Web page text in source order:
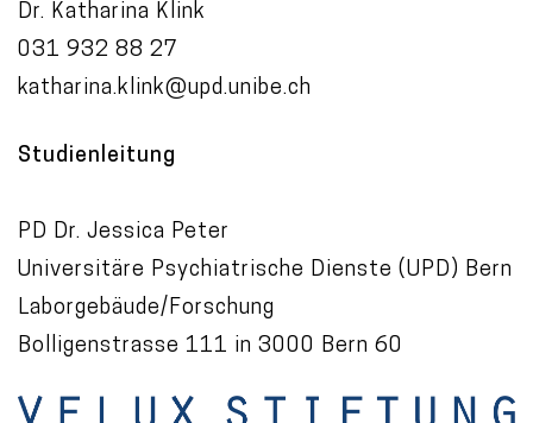
Dr. Katharina Klink
031 932 88 27
katharina.klink@upd.unibe.ch
Studienleitung
PD Dr. Jessica Peter
Universitäre Psychiatrische Dienste (UPD) Bern
Laborgebäude/Forschung
Bolligenstrasse 111 in 3000 Bern 60